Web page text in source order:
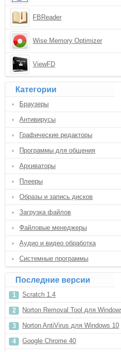
FBReader
Wise Memory Optimizer
ViewFD
Категории
Браузеры
Антивирусы
Графические редакторы
Программы для общения
Архиваторы
Плееры
Образы и запись дисков
Загрузка файлов
Файловые менеджеры
Аудио и видео обработка
Системные программы
Последние версии
Scratch 1.4
Norton Removal Tool для
Norton AntiVirus для Windows 10
Google Chrome 40